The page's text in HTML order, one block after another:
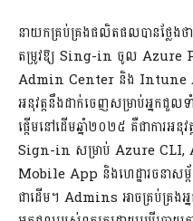
នាយកគ្រប់គ្រងផលិតផលបានថ្លែងថ
តម្រូវឱ្យ Sing-in ចូល
Admin Center និង Intune
អនុវត្តនឹងដាក់ចេញសម្រាប់អ្នកជួល
ផ្តើមនៅដើមឆ្នាំ២០២៥ គឺជាការអនុ
Sign-in សម្រាប់ Azure
Mobile App និងហេដ្ឋារចនាស
ជាដើម។ Admins អាចគ្រប់គ្រ